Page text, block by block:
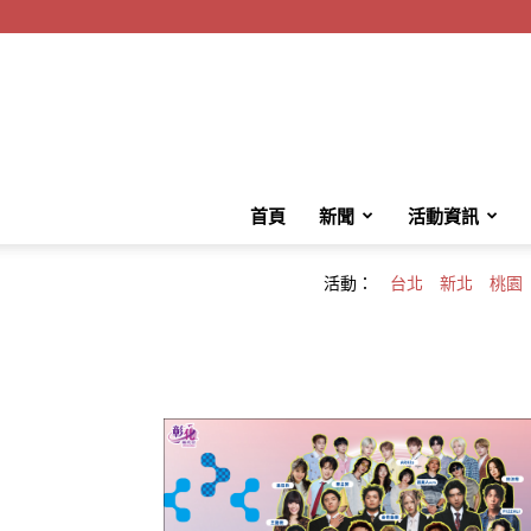
首頁 新聞 活動資訊
活動： 台北 新北 桃園